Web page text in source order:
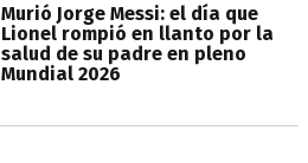
Murió Jorge Messi: el día que
Lionel rompió en llanto por la
salud de su padre en pleno
Mundial 2026